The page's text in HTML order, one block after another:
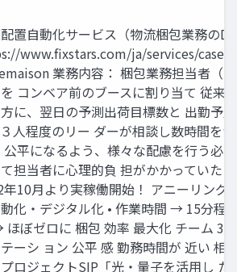
置自動化サービス（物流梱包業務の
www.fixstars.com/ja/services/
業務内容： 梱包業務担当者（
コンベア前のブースに割り当て 従来
に、翌日の予測出荷目標数と 出勤予
人程度のリー ダーが相談し数時間を
公平になるよう、様々な配慮を行う必
て担当者に心理的負 担がかかっていた
年10月より実稼働開始！ アニーリング
化・デジタル化 • 作業時間 → 15分程
ぼゼロに 梱包 効率 最大化 チーム 3
ーシ ョン 公平 感 勤務時間が 近い 相
ロジェクトSIP「光・量子を活用し